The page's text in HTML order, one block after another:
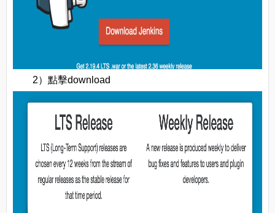
2）點擊download